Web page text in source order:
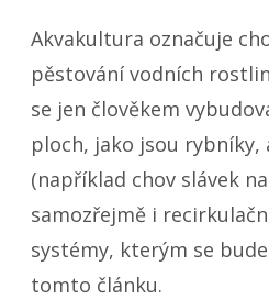
Akvakultura označuje
pěstování vodních
se jen člověkem
ploch, jako jsou rybníky,
(například chov slávek
samozřejmě i
systémy, kterým se
tomto článku.